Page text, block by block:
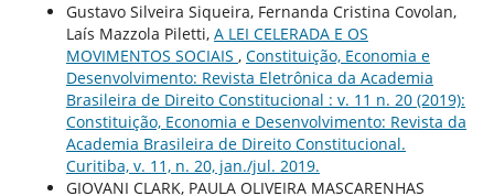
Gustavo Silveira Siqueira, Fernanda Cristina Covolan,
Laís Mazzola Piletti, A LEI CELERADA E OS
MOVIMENTOS SOCIAIS , Constituição, Economia e
Desenvolvimento: Revista Eletrônica da Academia
Brasileira de Direito Constitucional : v. 11 n. 20 (2019):
Constituição, Economia e Desenvolvimento: Revista da
Academia Brasileira de Direito Constitucional.
Curitiba, v. 11, n. 20, jan./jul. 2019.
GIOVANI CLARK, PAULA OLIVEIRA MASCARENHAS